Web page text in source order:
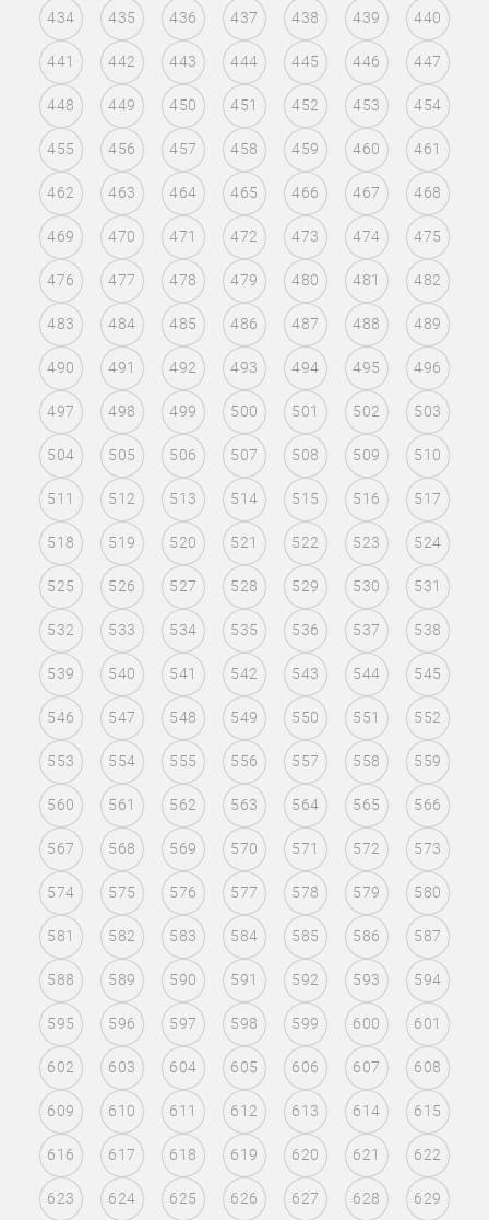
434 435 436 437 438 439 440
441 442 443 444 445 446 447
448 449 450 451 452 453 454
455 456 457 458 459 460 461
462 463 464 465 466 467 468
469 470 471 472 473 474 475
476 477 478 479 480 481 482
483 484 485 486 487 488 489
490 491 492 493 494 495 496
497 498 499 500 501 502 503
504 505 506 507 508 509 510
511 512 513 514 515 516 517
518 519 520 521 522 523 524
525 526 527 528 529 530 531
532 533 534 535 536 537 538
539 540 541 542 543 544 545
546 547 548 549 550 551 552
553 554 555 556 557 558 559
560 561 562 563 564 565 566
567 568 569 570 571 572 573
574 575 576 577 578 579 580
581 582 583 584 585 586 587
588 589 590 591 592 593 594
595 596 597 598 599 600 601
602 603 604 605 606 607 608
609 610 611 612 613 614 615
616 617 618 619 620 621 622
623 624 625 626 627 628 629